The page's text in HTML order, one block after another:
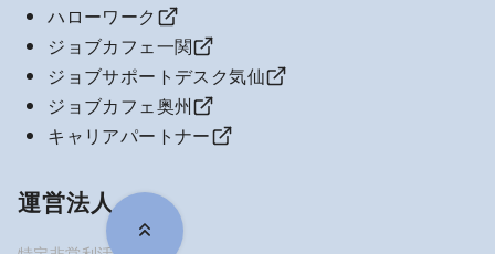
ハローワーク
ジョブカフェ一関
ジョブサポートデスク気仙
ジョブカフェ奥州
キャリアパートナー
運営法人